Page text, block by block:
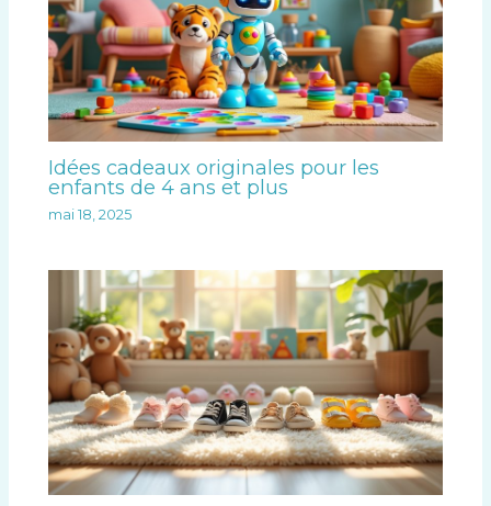
Idées cadeaux originales pour les
enfants de 4 ans et plus
mai 18, 2025